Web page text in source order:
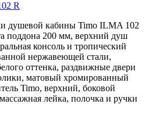
R
душевой кабины Timo ILMA 102
поддона 200 мм, верхний душ
консоль и тропический
нержавеющей стали,
оттенка, раздвижные двери
матовый хромированный
Timo, верхний, боковой
лейка, полочка и ручки